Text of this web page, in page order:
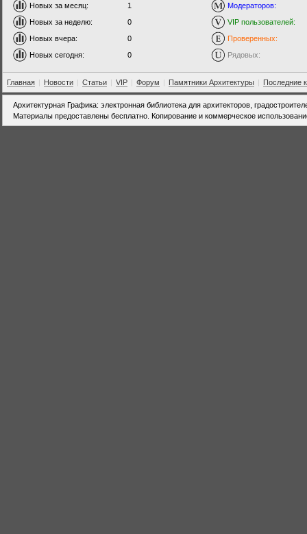
Новых за месяц:
1
Новых за неделю:
0
Новых вчера:
0
Новых сегодня:
0
Модераторов:
VIP пользователей:
Проверенных:
Рядовых:
Главная | Новости | Статьи | VIP | Форум | Памятники Архитектуры | Последние
Архитектурная Графика: электронная библиотека для архитекторов,
Материалы предоставлены бесплатно. Копирование и коммерческое